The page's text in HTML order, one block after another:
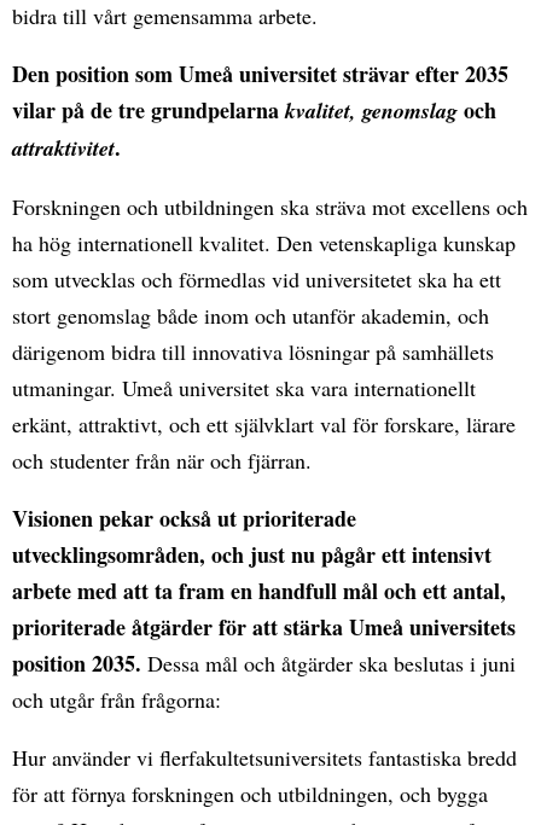
bidra till vårt gemensamma arbete.
Den position som Umeå universitet strävar efter 2035
vilar på de tre grundpelarnakvalitet, genomslag och
attraktivitet.
Forskningen och utbildningen ska sträva mot excellens och
ha hög internationell kvalitet. Den vetenskapliga kunskap
som utvecklas och förmedlas vid universitetet ska ha ett
stort genomslag både inom och utanför akademin, och
därigenom bidra till innovativa lösningar på samhällets
utmaningar. Umeå universitet ska vara internationellt
erkänt, attraktivt, och ett självklart val för forskare, lärare
och studenter från när och fjärran.
Visionen pekar också ut prioriterade
utvecklingsområden, och just nu pågår ett intensivt
arbete med att ta fram en handfull mål och ett antal,
prioriterade åtgärder för att stärka Umeå universitets
position 2035. Dessa mål och åtgärder ska beslutas i juni
och utgår från frågorna:
Hur använder vi flerfakultetsuniversitets fantastiska bredd
för att förnya forskningen och utbildningen, och bygga